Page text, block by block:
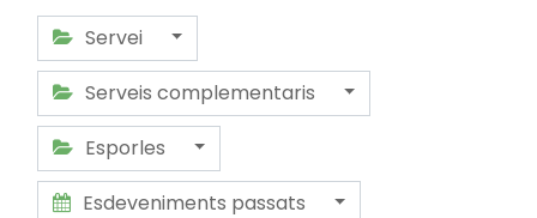
Servei
Serveis complementaris
Esporles
Esdeveniments passats